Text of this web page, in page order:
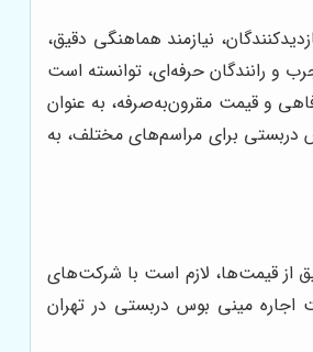
نیازمند هماهنگی دقیق،
و رانندگان حرفه‌ای، توانسته است
و قیمت مقرون‌به‌صرفه، به عنوان
دربستی برای مراسم‌های مختلف، به
اطلاع دقیق از قیمت‌ها، لازم است با شرکت‌های
اجاره مینی بوس دربستی در تهران